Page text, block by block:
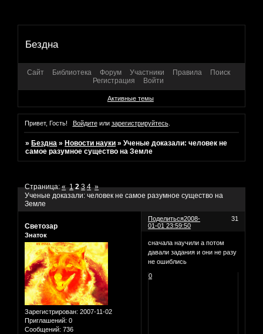
Бездна
Сайт Библиотека Форум Участники Правила
Поиск
Регистрация
Войти
Активные темы
Привет, Гость! Войдитеили зарегистрируйтесь.
»Бездна »Новости науки »Ученые доказали: человек не
самое разумное существо на Земле
Ученые доказали: человек не самое разумное существо на
Земле
Страница:« 1 2 3 4 »
Поделиться 31
2008-
01-01 23:59:50
Светозар
Знаток
Зарегистрирован: 2007-11-02
Приглашений: 0
Сообщений: 736
сначала научили а потом
давали задания и они не разу
не ошиблись
0